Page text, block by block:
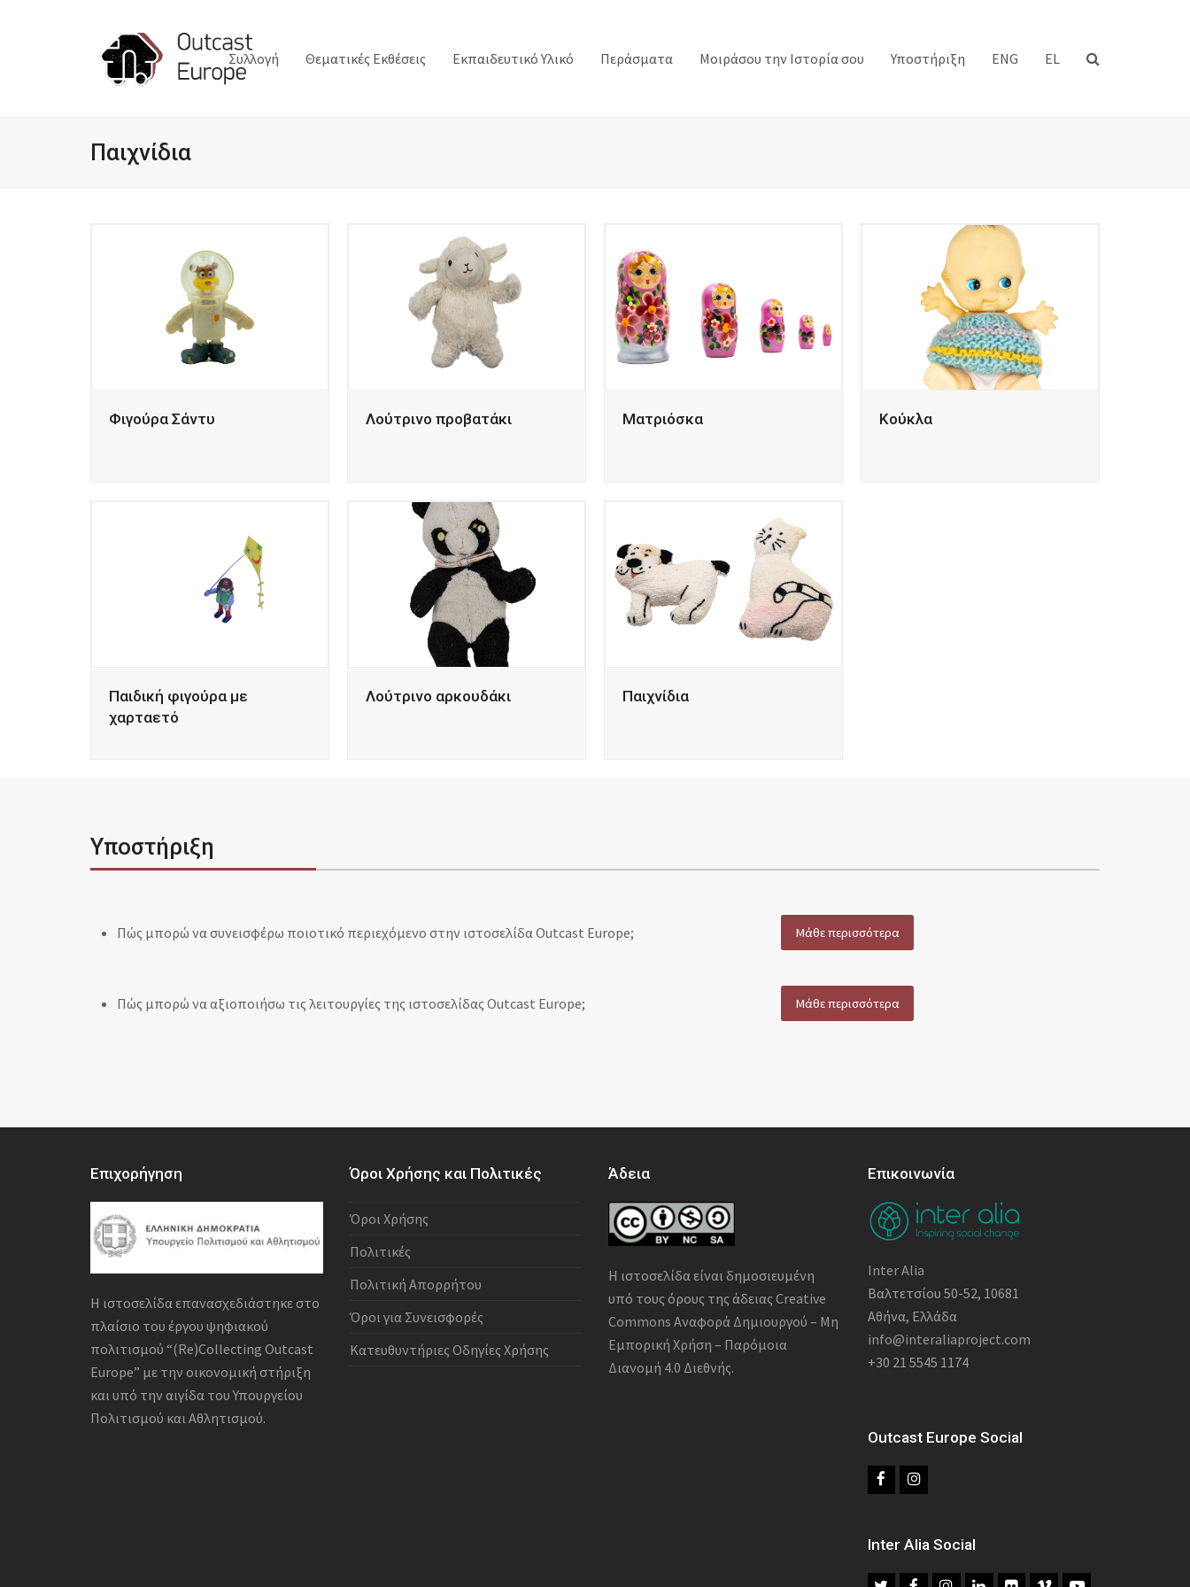
Συλλογή Θεματικές Εκθέσεις Εκπαιδευτικό Υλικό Περάσματα Μοιράσου την Ιστορία σου Υποστήριξη ENG EL
Παιχνίδια
Φιγούρα Σάντυ Λούτρινο προβατάκι Ματριόσκα Κούκλα
Παιδική φιγούρα με
χαρταετό
Λούτρινο αρκουδάκι Παιχνίδια
Υποστήριξη
Πώς μπορώ να συνεισφέρω ποιοτικό περιεχόμενο στην ιστοσελίδα Outcast Europe; Μάθε περισσότερα
Πώς μπορώ να αξιοποιήσω τις λειτουργίες της ιστοσελίδας Outcast Europe; Μάθε περισσότερα
Επιχορήγηση
Η ιστοσελίδα επανασχεδιάστηκε στο
πλαίσιο του έργου ψηφιακού
πολιτισμού “(Re)Collecting Outcast
Europe” με την οικονομική στήριξη
και υπό την αιγίδα του Υπουργείου
Πολιτισμού και Αθλητισμού.
Όροι Χρήσης και Πολιτικές
Όροι Χρήσης
Πολιτικές
Πολιτική Απορρήτου
Όροι για Συνεισφορές
Κατευθυντήριες Οδηγίες Χρήσης
Άδεια
Η ιστοσελίδα είναι δημοσιευμένη
υπό τους όρους της άδειας Creative
Commons Αναφορά Δημιουργού – Μη
Εμπορική Χρήση – Παρόμοια
Διανομή 4.0 Διεθνής.
Επικοινωνία
Inter Alia
Βαλτετσίου 50-52, 10681
Αθήνα, Ελλάδα
info@interaliaproject.com
+30 21 5545 1174
Outcast Europe Social
I
Inter Alia Social